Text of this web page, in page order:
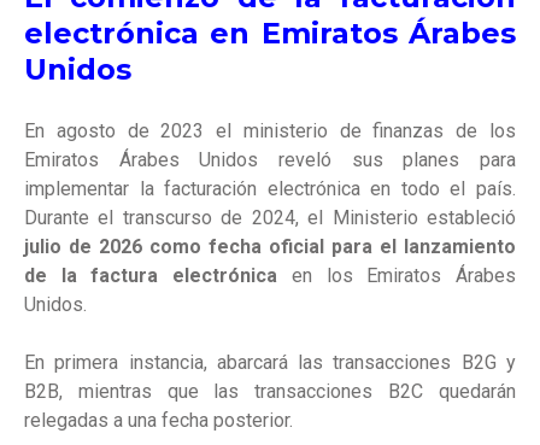
electrónica en Emiratos Árabes
Unidos
En agosto de 2023 el ministerio de finanzas de los
Emiratos Árabes Unidos reveló sus planes para
implementar la facturación electrónica en todo el país.
Durante el transcurso de 2024, el Ministerio estableció
julio de 2026 como fecha oficial para el lanzamiento
de la factura electrónica en los Emiratos Árabes
Unidos.
En primera instancia, abarcará las transacciones B2G y
B2B, mientras que las transacciones B2C quedarán
relegadas a una fecha posterior.